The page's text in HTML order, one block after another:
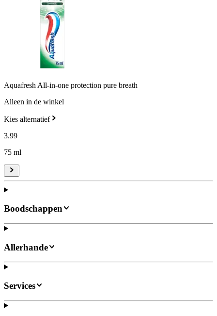
Aquafresh All-in-one protection pure breath
Alleen in de winkel
Kies alternatief
3.99
75 ml
Boodschappen
Allerhande
Services